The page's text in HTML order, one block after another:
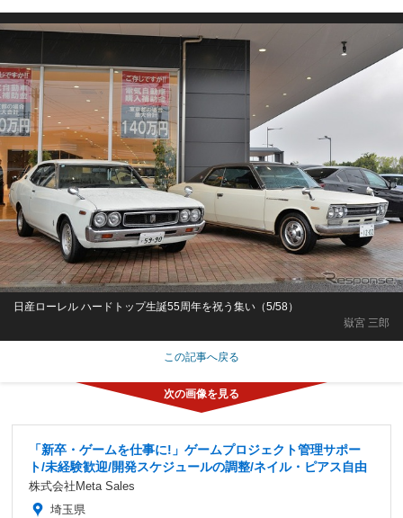
嶽宮 三郎
日産ローレル ハードトップ生誕55周年を祝う集い（5/58）
この記事へ戻る
「新卒・ゲームを仕事に!」ゲームプロジェクト管理サポー
ト/未経験歓迎/開発スケジュールの調整/ネイル・ピアス自由
株式会社Meta Sales
埼玉県